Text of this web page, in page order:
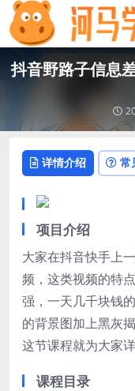
抖音野路子信息
详情介绍 常
项目介绍
大家在抖音快手上
频，这类视频的特
强，一天几千块钱
的背景图加上黑灰
这节课程就为大家
课程目录